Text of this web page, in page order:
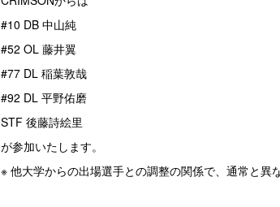
#10 DB 中山純
#52 OL 藤井翼
#77 DL 稲葉敦哉
#92 DL 平野佑磨
STF 後藤詩絵里
が参加いたします。
※ 他大学からの出場選手との調整の関係で、通常と異